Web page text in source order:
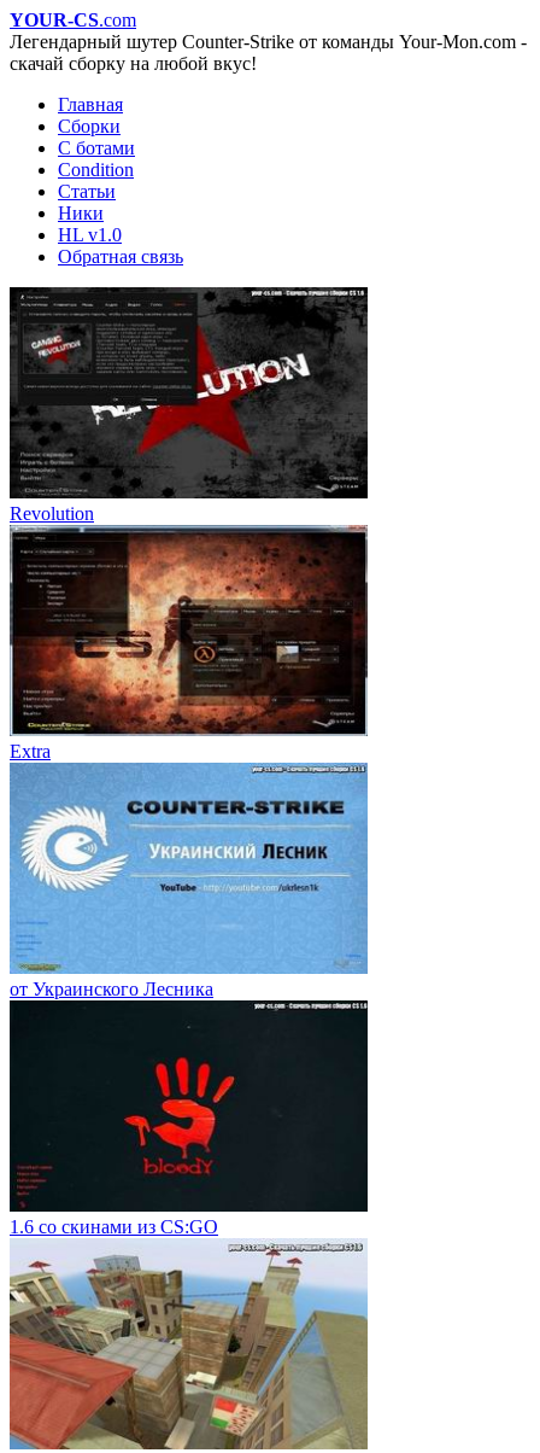
YOUR-CS.com
Легендарный шутер Counter-Strike от команды Your-Mon.com -
скачай сборку на любой вкус!
Главная
Сборки
С ботами
Condition
Статьи
Ники
HL v1.0
Обратная связь
Revolution
Extra
от Украинского Лесника
1.6 со скинами из CS:GO